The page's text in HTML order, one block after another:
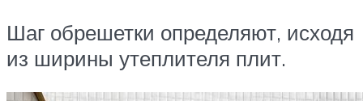
Шаг обрешетки определяют, исходя
из ширины утеплителя плит.